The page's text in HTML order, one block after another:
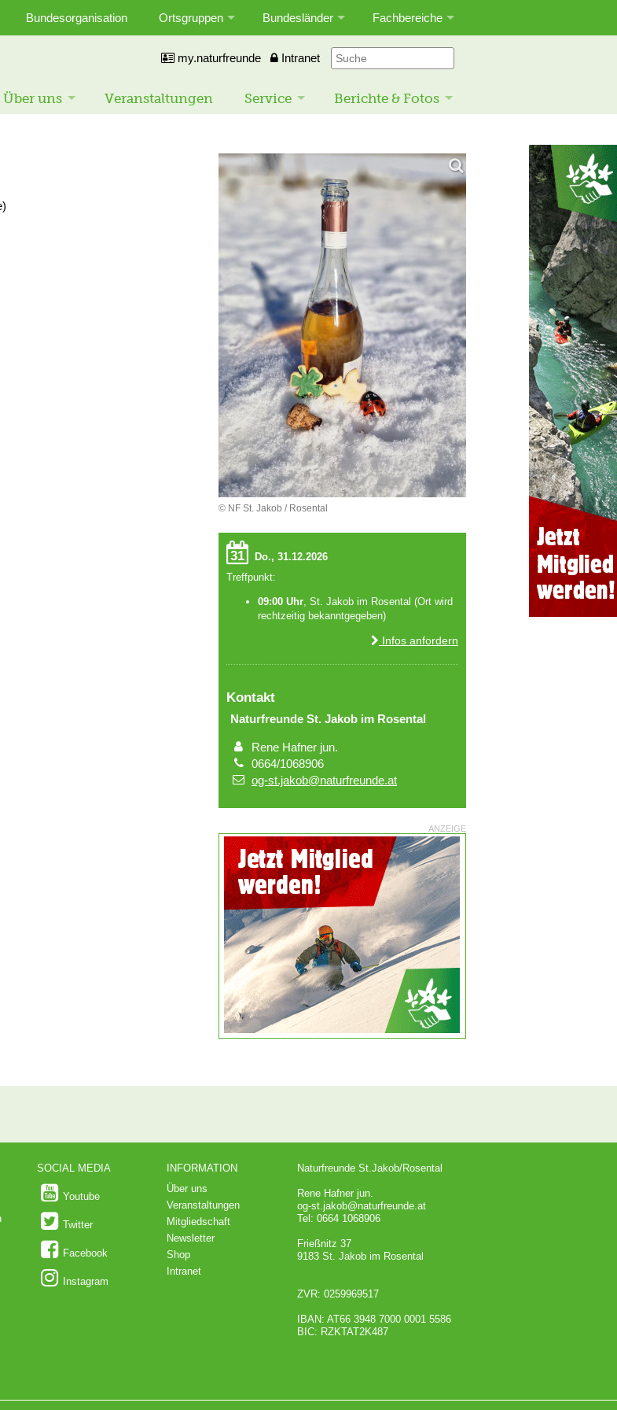
Bundesorganisation Ortsgruppen Bundesländer Fachbereiche
my.naturfreunde Intranet
Über uns Veranstaltungen Service Berichte & Fotos
© NF St. Jakob / Rosental
31
Do., 31.12.2026
Treffpunkt:
09:00 Uhr, St. Jakob im Rosental (Ort wird
rechtzeitig bekanntgegeben)
Infos anfordern
Kontakt
Naturfreunde St. Jakob im Rosental
Rene Hafner jun.
0664/1068906
og-st.jakob@naturfreunde.at
ANZEIGE
SOCIAL MEDIA
Youtube
Twitter
Facebook
Instagram
INFORMATION
Über uns
Veranstaltungen
Mitgliedschaft
Newsletter
Shop
Intranet
Naturfreunde St.Jakob/Rosental
Rene Hafner jun.
og-st.jakob@naturfreunde.at
Tel: 0664 1068906
Frießnitz 37
9183 St. Jakob im Rosental
ZVR: 0259969517
IBAN: AT66 3948 7000 0001 5586
BIC: RZKTAT2K487